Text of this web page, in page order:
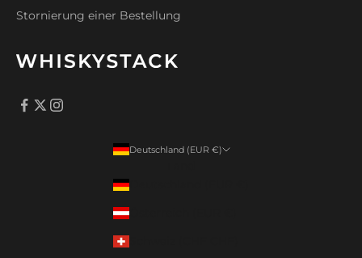
Stornierung einer Bestellung
Deutschland (EUR €)